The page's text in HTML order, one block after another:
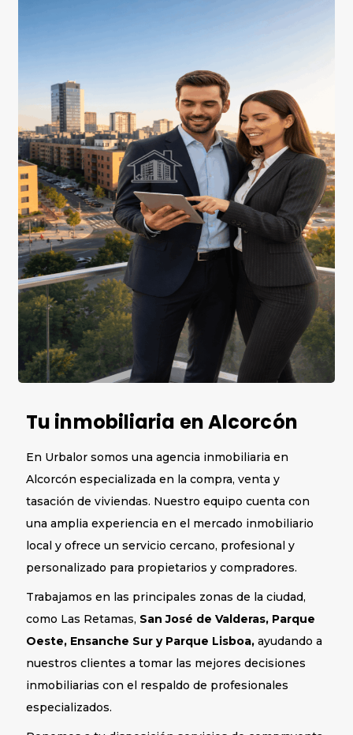
Tu inmobiliaria en Alcorcón
En Urbalor somos una agencia inmobiliaria en
Alcorcón especializada en la compra, venta y
tasación de viviendas. Nuestro equipo cuenta con
una amplia experiencia en el mercado inmobiliario
local y ofrece un servicio cercano, profesional y
personalizado para propietarios y compradores.
Trabajamos en las principales zonas de la ciudad,
como Las Retamas, San José de Valderas, Parque
Oeste, Ensanche Sur y Parque Lisboa, ayudando a
nuestros clientes a tomar las mejores decisiones
inmobiliarias con el respaldo de profesionales
especializados.